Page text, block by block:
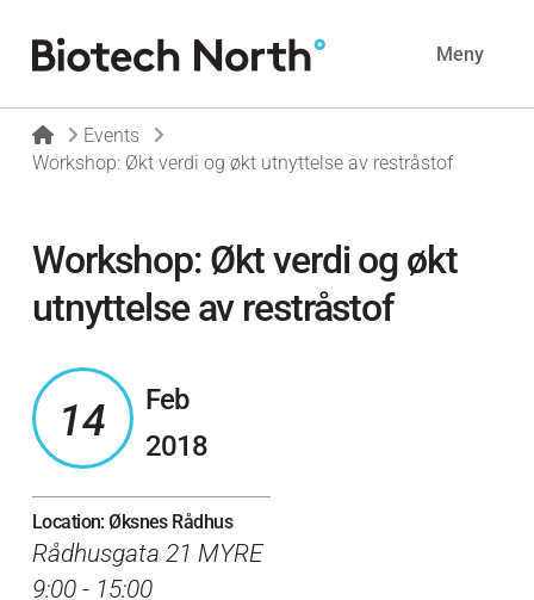
Meny
HomeEvents
Workshop: Økt verdi og økt utnyttelse av restråstof
Workshop: Økt verdi og økt
utnyttelse av restråstof
14
Feb
2018
Location: Øksnes Rådhus
Rådhusgata 21 MYRE
9:00 - 15:00